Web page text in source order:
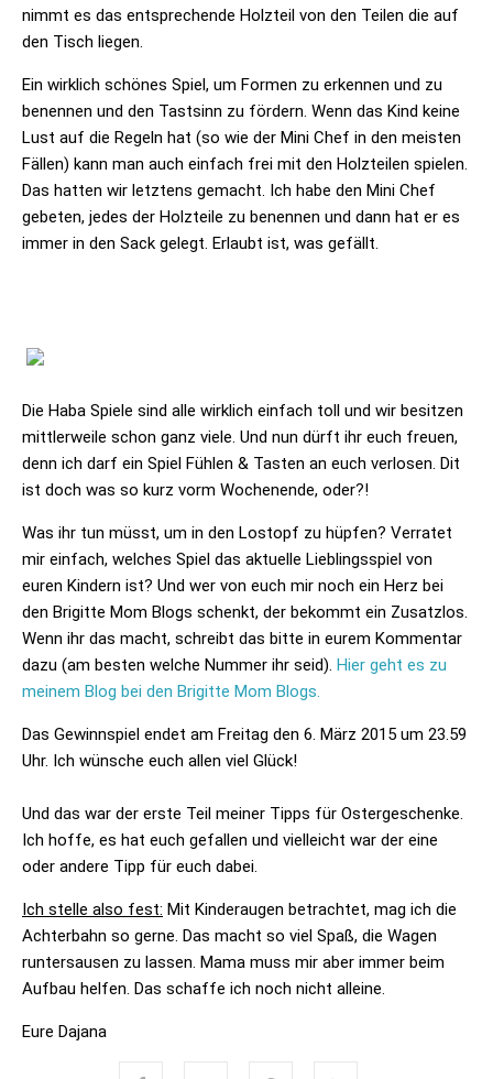
nimmt es das entsprechende Holzteil von den Teilen die auf
den Tisch liegen.
Ein wirklich schönes Spiel, um Formen zu erkennen und zu
benennen und den Tastsinn zu fördern. Wenn das Kind keine
Lust auf die Regeln hat (so wie der Mini Chef in den meisten
Fällen) kann man auch einfach frei mit den Holzteilen spielen.
Das hatten wir letztens gemacht. Ich habe den Mini Chef
gebeten, jedes der Holzteile zu benennen und dann hat er es
immer in den Sack gelegt. Erlaubt ist, was gefällt.
Die Haba Spiele sind alle wirklich einfach toll und wir besitzen
mittlerweile schon ganz viele. Und nun dürft ihr euch freuen,
denn ich darf ein Spiel Fühlen & Tasten an euch verlosen. Dit
ist doch was so kurz vorm Wochenende, oder?!
Was ihr tun müsst, um in den Lostopf zu hüpfen? Verratet
mir einfach, welches Spiel das aktuelle Lieblingsspiel von
euren Kindern ist? Und wer von euch mir noch ein Herz bei
den Brigitte Mom Blogs schenkt, der bekommt ein Zusatzlos.
Wenn ihr das macht, schreibt das bitte in eurem Kommentar
dazu (am besten welche Nummer ihr seid). Hier geht es zu
meinem Blog bei den Brigitte Mom Blogs.
Das Gewinnspiel endet am Freitag den 6. März 2015 um 23.59
Uhr. Ich wünsche euch allen viel Glück!
Und das war der erste Teil meiner Tipps für Ostergeschenke.
Ich hoffe, es hat euch gefallen und vielleicht war der eine
oder andere Tipp für euch dabei.
Ich stelle also fest: Mit Kinderaugen betrachtet, mag ich die
Achterbahn so gerne. Das macht so viel Spaß, die Wagen
runtersausen zu lassen. Mama muss mir aber immer beim
Aufbau helfen. Das schaffe ich noch nicht alleine.
Eure Dajana